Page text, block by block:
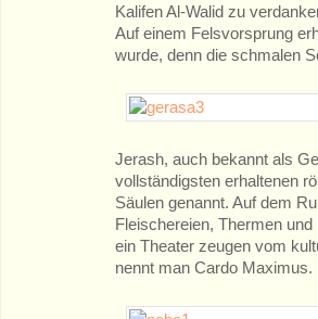
Kalifen Al-Walid zu
Auf einem Felsvorsprung
wurde, denn die schmalen
Jerash, auch bekannt als
vollständigsten erhaltenen
Säulen genannt. Auf dem
Fleischereien, Thermen
ein Theater zeugen vom
nennt man Cardo Maximus.